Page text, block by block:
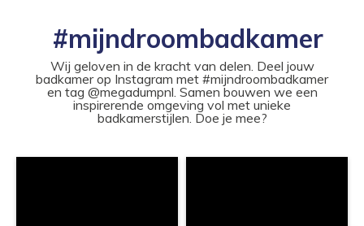
#mijndroombadkamer
Wij geloven in de kracht van delen. Deel jouw
badkamer op Instagram met #mijndroombadkamer
en tag @megadumpnl. Samen bouwen we een
inspirerende omgeving vol met unieke
badkamerstijlen. Doe je mee?